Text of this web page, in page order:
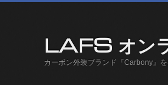
LAFS オン
カーボン外装ブランド『Carbony』